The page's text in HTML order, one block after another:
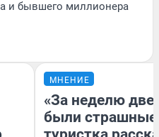
и бывшего миллионера
МНЕНИЕ
«За неделю две
были